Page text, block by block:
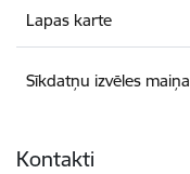
Lapas karte
Sīkdatņu izvēles maiņa
Kontakti